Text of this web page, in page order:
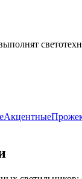
Акцентные